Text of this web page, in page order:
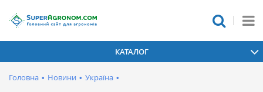
КАТАЛОГ
Головна • Новини • Україна •